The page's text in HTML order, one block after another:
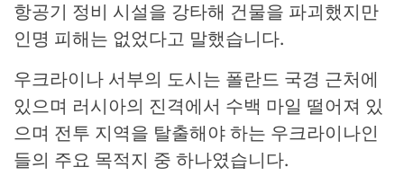
항공기 정비 시설을 강타해 건물을 파괴했지만
인명 피해는 없었다고 말했습니다.
우크라이나 서부의 도시는 폴란드 국경 근처에
있으며 러시아의 진격에서 수백 마일 떨어져 있
으며 전투 지역을 탈출해야 하는 우크라이나인
들의 주요 목적지 중 하나였습니다.